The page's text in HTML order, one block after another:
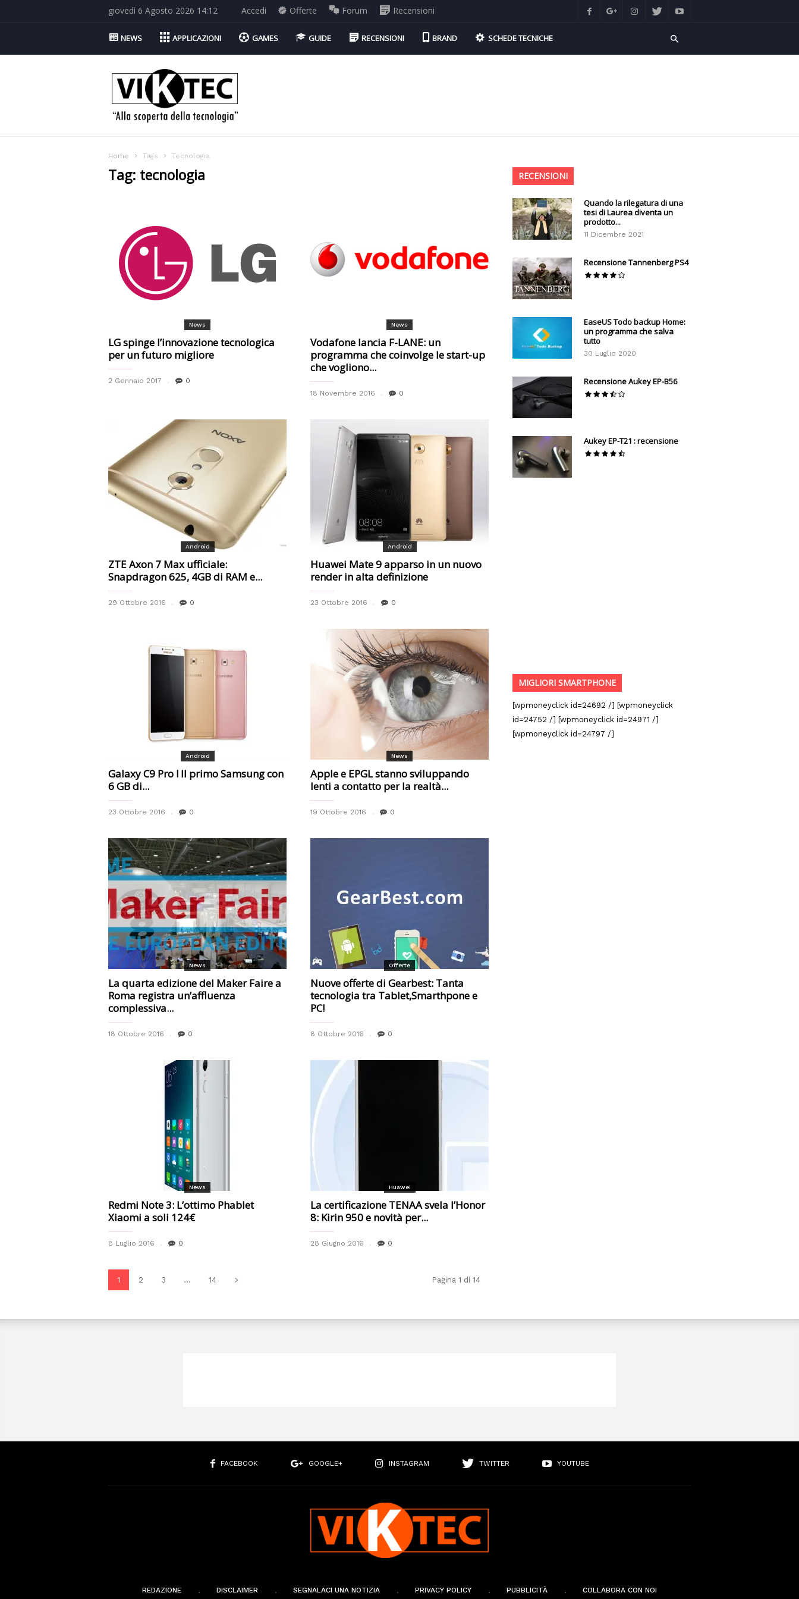
giovedì 6 Agosto 2026 14:12 Accedi Offerte Forum Recensioni
NEWS APPLICAZIONI GAMES GUIDE RECENSIONI BRAND SCHEDE TECNICHE
Viktec.net
Home Tags Tecnologia
Tag: tecnologia
News
LG spinge l’innovazione tecnologica
per un futuro migliore
2 Gennaio 2017 0
News
Vodafone lancia F-LANE: un
programma che coinvolge le start-up
che vogliono...
18 Novembre 2016 0
Android
ZTE Axon 7 Max ufficiale:
Snapdragon 625, 4GB di RAM e...
29 Ottobre 2016 0
Android
Huawei Mate 9 apparso in un nuovo
render in alta definizione
23 Ottobre 2016 0
Android
Galaxy C9 Pro ! Il primo Samsung con
6 GB di...
23 Ottobre 2016 0
News
Apple e EPGL stanno sviluppando
lenti a contatto per la realtà...
19 Ottobre 2016 0
News
La quarta edizione del Maker Faire a
Roma registra un’affluenza
complessiva...
18 Ottobre 2016 0
Offerte
Nuove offerte di Gearbest: Tanta
tecnologia tra Tablet,Smarthpone e
PC!
8 Ottobre 2016 0
News
Redmi Note 3: L’ottimo Phablet
Xiaomi a soli 124€
8 Luglio 2016 0
Huawei
La certificazione TENAA svela l’Honor
8: Kirin 950 e novità per...
28 Giugno 2016 0
1 2 3 ... 14 Pagina 1 di 14
RECENSIONI
Quando la rilegatura di una
tesi di Laurea diventa un
prodotto...
11 Dicembre 2021
Recensione Tannenberg PS4
EaseUS Todo backup Home:
un programma che salva
tutto
30 Luglio 2020
Recensione Aukey EP-B56
Aukey EP-T21 : recensione
MIGLIORI SMARTPHONE
[wpmoneyclick id=24692 /] [wpmoneyclick
id=24752 /] [wpmoneyclick id=24971 /]
[wpmoneyclick id=24797 /]
FACEBOOK GOOGLE+ INSTAGRAM TWITTER YOUTUBE
REDAZIONE DISCLAIMER SEGNALACI UNA NOTIZIA PRIVACY POLICY PUBBLICITÀ COLLABORA CON NOI